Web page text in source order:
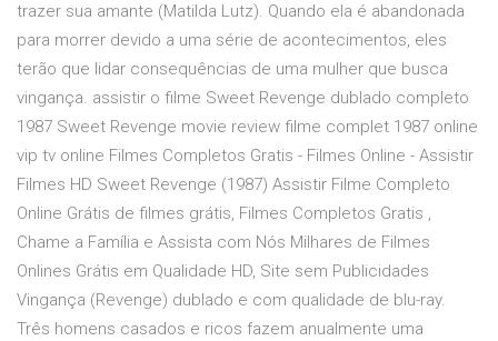
trazer sua amante (Matilda Lutz). Quando ela é abandonada
para morrer devido a uma série de acontecimentos, eles
terão que lidar consequências de uma mulher que busca
vingança. assistir o filme Sweet Revenge dublado completo
1987 Sweet Revenge movie review filme complet 1987 online
vip tv online Filmes Completos Gratis - Filmes Online - Assistir
Filmes HD Sweet Revenge (1987) Assistir Filme Completo
Online Grátis de filmes grátis, Filmes Completos Gratis ,
Chame a Família e Assista com Nós Milhares de Filmes
Onlines Grátis em Qualidade HD, Site sem Publicidades
Vingança (Revenge) dublado e com qualidade de blu-ray.
Três homens casados e ricos fazem anualmente uma